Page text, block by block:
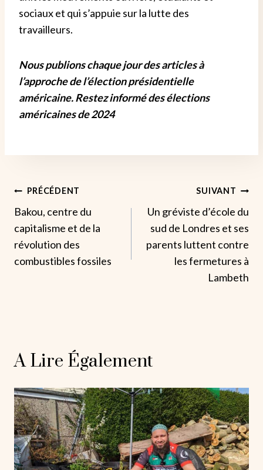
sociaux et qui s’appuie sur la lutte des
travailleurs.
Nous publions chaque jour des articles à
l’approche de l’élection présidentielle
américaine. Restez informé des élections
américaines de 2024
Navigation
De
L’article
PRÉCÉDENT
Bakou, centre du
capitalisme et de la
révolution des
combustibles fossiles
SUIVANT
Un gréviste d’école du
sud de Londres et ses
parents luttent contre
les fermetures à
Lambeth
A Lire Également